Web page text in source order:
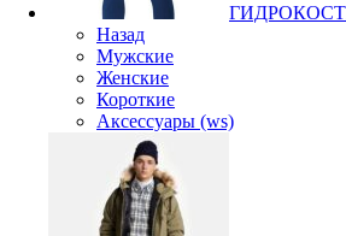
Назад
Мужские
Женские
Короткие
Аксессуары (ws)